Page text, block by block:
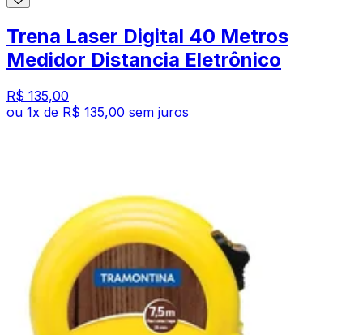
Trena Laser Digital 40 Metros
Medidor Distancia Eletrônico
R$ 135,00
ou 1x de R$ 135,00 sem juros